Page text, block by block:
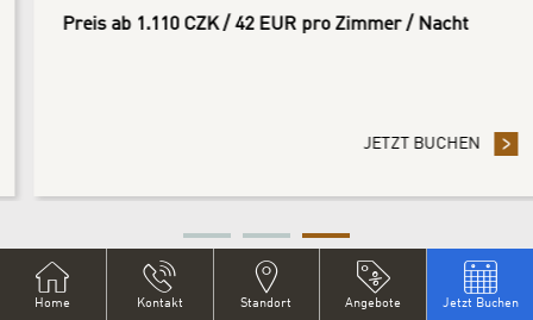
VORAUSZAHLUNG DER RESERVIERUNG SPAREN SIE 30%
Preis ab 1.110 CZK / 42 EUR pro Zimmer / Nacht
JETZT BUCHEN- BLEIBEN
ALLE ANGEBOTE ANSEHEN
Home Kontakt Standort Angebote Jetzt Buchen